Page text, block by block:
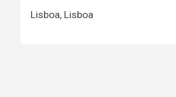
Lisboa, Lisboa